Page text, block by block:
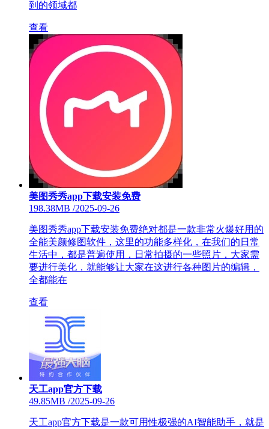
到的领域都
查看
美图秀秀app下载安装免费
198.38MB /2025-09-26
美图秀秀app下载安装免费绝对都是一款非常火爆好用的
全能美颜修图软件，这里的功能多样化，在我们的日常
生活中，都是普遍使用，日常拍摄的一些照片，大家需
要进行美化，就能够让大家在这进行各种图片的编辑，
全都能在
查看
天工app官方下载
49.85MB /2025-09-26
天工app官方下载是一款可用性极强的AI智能助手，就是